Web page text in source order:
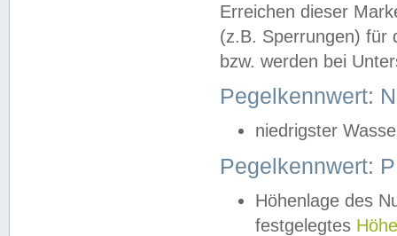
Erreichen dieser
(z.B. Sperrungen) für
bzw. werden bei
Pegelkennwert:
niedrigster
Pegelkennwert:
Höhenlage des
festgelegtes